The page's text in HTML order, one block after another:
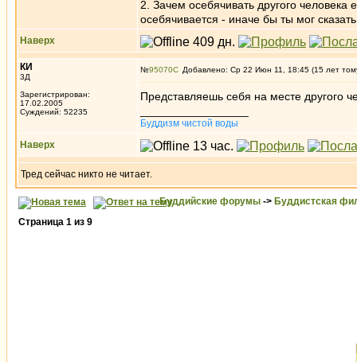
2. Зачем осебячивать другого
осебячивается - иначе бы ты мог
Наверх
КИ
3Д
Зарегистрирован:
17.02.2005
Суждений: 52235
№95070 Добавлено: Ср 22 Июн 11, 18:45 (15 лет
Представляешь себя на месте другого
Буддизм чистой воды
Наверх
Тред сейчас никто не читает.
Буддийские форумы -> Буддистская
Страница 1 из 9